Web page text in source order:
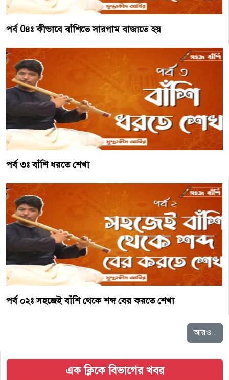
পর্ব 0৪ঃ কীভাবে বাঁশিতে সারগাম বাজাতে হয়
পর্ব ৩ঃ বাঁশি ধরতে শেখা
পর্ব ০২ঃ সহজেই বাঁশি থেকে শব্দ বের করতে শেখা
আরও..
এক ক্লিকে বিভাগের খবর